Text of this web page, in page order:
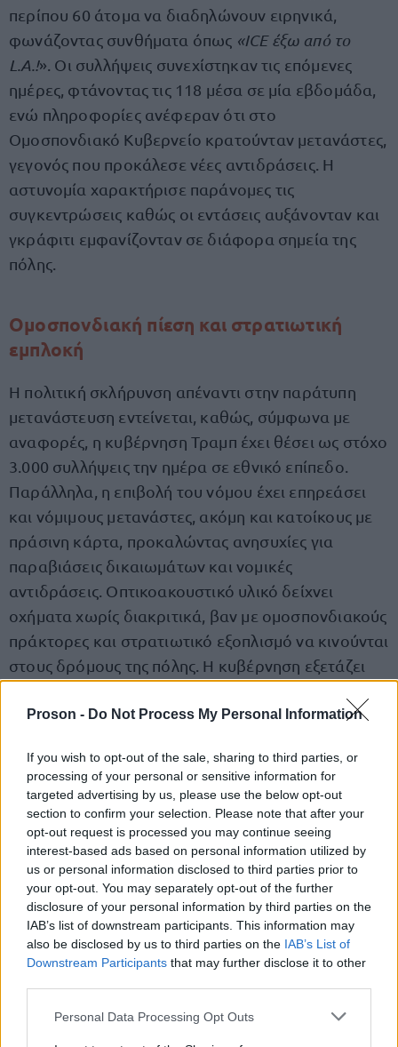
Proson - Do Not Process My Personal Information
If you wish to opt-out of the sale, sharing to third parties, or
processing of your personal or sensitive information for
targeted advertising by us, please use the below opt-out
section to confirm your selection. Please note that after your
opt-out request is processed you may continue seeing
interest-based ads based on personal information utilized by
us or personal information disclosed to third parties prior to
your opt-out. You may separately opt-out of the further
disclosure of your personal information by third parties on the
IAB’s list of downstream participants. This information may
also be disclosed by us to third parties on the IAB’s List of
Downstream Participants that may further disclose it to other
Please note that this website/app uses one or more Google
Personal Data Processing Opt Outs
περίπου 60 άτομα να διαδηλώνουν ειρηνικά,
φωνάζοντας συνθήματα όπως «ICE έξω από το
L.A.!». Οι συλλήψεις συνεχίστηκαν τις επόμενες
ημέρες, φτάνοντας τις 118 μέσα σε μία εβδομάδα,
ενώ πληροφορίες ανέφεραν ότι στο
Ομοσπονδιακό Κυβερνείο κρατούνταν μετανάστες,
γεγονός που προκάλεσε νέες αντιδράσεις. Η
αστυνομία χαρακτήρισε παράνομες τις
συγκεντρώσεις καθώς οι εντάσεις αυξάνονταν και
γκράφιτι εμφανίζονταν σε διάφορα σημεία της
πόλης.
Ομοσπονδιακή πίεση και στρατιωτική
εμπλοκή
Η πολιτική σκλήρυνση απέναντι στην παράτυπη
μετανάστευση εντείνεται, καθώς, σύμφωνα με
αναφορές, η κυβέρνηση Τραμπ έχει θέσει ως στόχο
3.000 συλλήψεις την ημέρα σε εθνικό επίπεδο.
Παράλληλα, η επιβολή του νόμου έχει επηρεάσει
και νόμιμους μετανάστες, ακόμη και κατοίκους με
πράσινη κάρτα, προκαλώντας ανησυχίες για
παραβιάσεις δικαιωμάτων και νομικές
αντιδράσεις. Οπτικοακουστικό υλικό δείχνει
οχήματα χωρίς διακριτικά, βαν με ομοσπονδιακούς
πράκτορες και στρατιωτικό εξοπλισμό να κινούνται
στους δρόμους της πόλης. Η κυβέρνηση εξετάζει
Χέγκσεθ, πρώην αξιωματικός και σχολιαστής, έχει
και των Πεζοναυτών.
Θεσμικές τριβές και νομικά ερωτήματα
Η δήμαρχος του Λος Άντζελες διευκρίνισε ότι μέχρι
στιγμής δεν έχουν αναπτυχθεί δυνάμεις της
Εθνοφρουράς στην πόλη, ωστόσο οι New York
Times ανέφεραν ότι η ανάπτυξη αναμένεται εντός
των επόμενων 24 ωρών. Παραμένει ασαφές το
νομικό πλαίσιο με βάση το οποίο ενεργοποιείται η
Εθνοφρουρά. Αμερικανοί αξιωματούχοι δήλωσαν
στο Reuters ότι η διαδικασία δεν έγινε μέσω του